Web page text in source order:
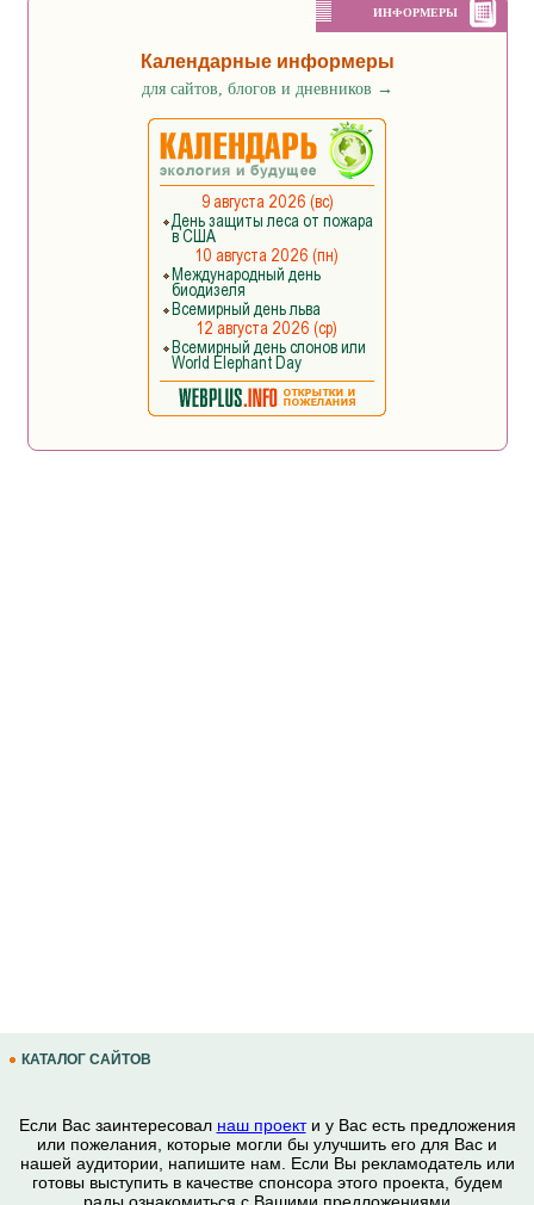
ИНФОРМЕРЫ
Календарные информеры
для сайтов, блогов и дневников →
КАТАЛОГ САЙТОВ
Если Вас заинтересовал наш проекти у Вас есть предложения
или пожелания, которые могли бы улучшить его для Вас и
нашей аудитории, напишите нам. Если Вы рекламодатель или
готовы выступить в качестве спонсора этого проекта, будем